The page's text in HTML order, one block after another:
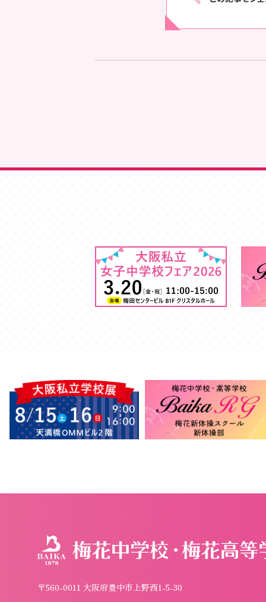
〒560-0011 大阪府豊中市上野西1-5-30